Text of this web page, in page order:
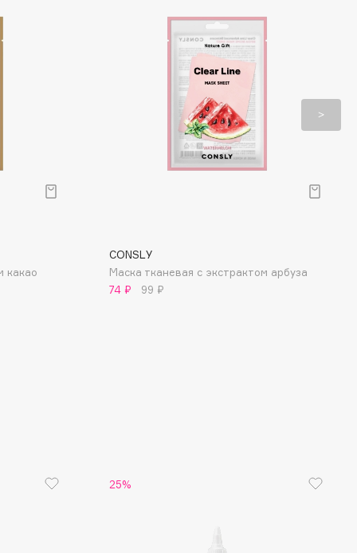
какао
CONSLY
Маска тканевая с экстрактом арбуза
74 ₽
99 ₽
25%